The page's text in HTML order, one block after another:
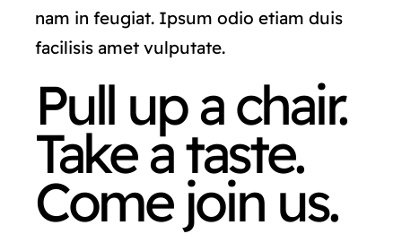
nam in feugiat. Ipsum odio etiam duis
facilisis amet vulputate.
Pull up a chair.
Take a taste.
Come join us.